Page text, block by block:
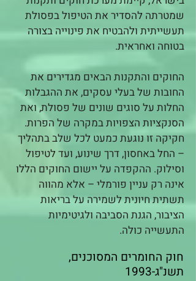
שמטרתה להסדיר את הטיפול בפסולת
תעשייתית ולהבטיח את פינוייה בצורה
בטוחה ואחראית.
החוקים והתקנות הבאים מגדירים את
החובות של בעלי עסקים, את ההגבלות
החלות על סוגים שונים של פסולת, ואת
הסנקציות הצפויות במקרה של הפרות.
חקיקה זו נוגעת כמעט לכל שלב בתהליך
– החל באחסון, דרך שינוע, ועד לטיפול
וסילוק. ההקפדה על יישום החוקים הללו
אינה רק עניין פורמלי – אלא מהווה
תשתית חיונית לשמירה על בריאות
הציבור, הגנת הסביבה ולגיטימיות
התעשייה כולה.
חוק החומרים המסוכנים,
תשנ"ג-1993